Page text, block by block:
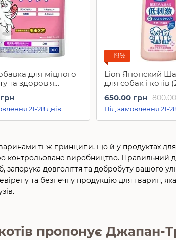
ті ж принципи, що й у продуктах
контрольоване виробництво.
довголіття та добробуту вашого
та безпечну продукцію для тварин,
пропонує Джапан-
для міцного
та здоров'я
21-28 днів
−19%
Lion Японский
для собак і котів
650.00 грн
Під замовлення 21-